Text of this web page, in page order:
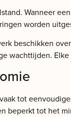
Wanneer
worden
beschikken
wachttijden.
tot
beperkt tot het